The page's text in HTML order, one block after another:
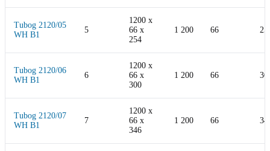
Tubog 2120/05
WH B1
5
1200 x
66 x
254
1 200 66
Tubog 2120/06
WH B1
6
1200 x
66 x
300
1 200 66
Tubog 2120/07
WH B1
7
1200 x
66 x
346
1 200 66